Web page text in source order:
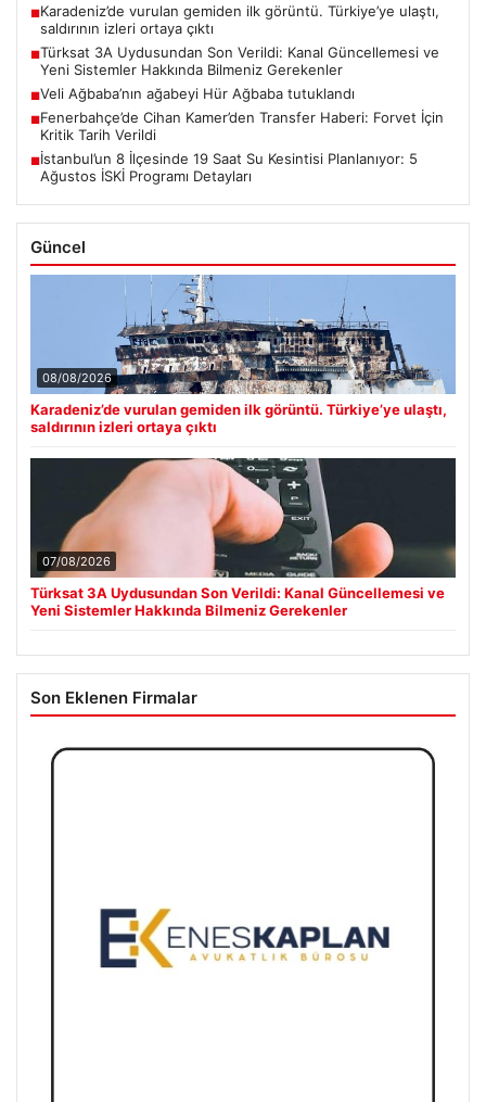
■Karadeniz’de vurulan gemiden ilk görüntü. Türkiye’ye ulaştı,
saldırının izleri ortaya çıktı
■Türksat 3A Uydusundan Son Verildi: Kanal Güncellemesi ve
Yeni Sistemler Hakkında Bilmeniz Gerekenler
■Veli Ağbaba’nın ağabeyi Hür Ağbaba tutuklandı
■Fenerbahçe’de Cihan Kamer’den Transfer Haberi: Forvet İçin
Kritik Tarih Verildi
■İstanbul’un 8 İlçesinde 19 Saat Su Kesintisi Planlanıyor: 5
Ağustos İSKİ Programı Detayları
Güncel
08/08/2026
Karadeniz’de vurulan gemiden ilk görüntü. Türkiye’ye ulaştı,
saldırının izleri ortaya çıktı
07/08/2026
Türksat 3A Uydusundan Son Verildi: Kanal Güncellemesi ve
Yeni Sistemler Hakkında Bilmeniz Gerekenler
Son Eklenen Firmalar